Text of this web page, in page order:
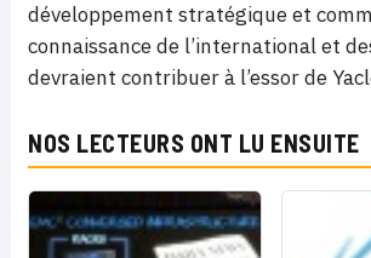
développement stratégique et
connaissance de l’international et
devraient contribuer à l’essor de
NOS LECTEURS ONT LU ENSUITE